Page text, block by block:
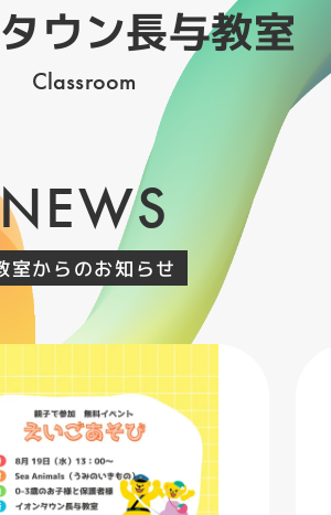
ウン長与教室
Classroom
室からのお知らせ